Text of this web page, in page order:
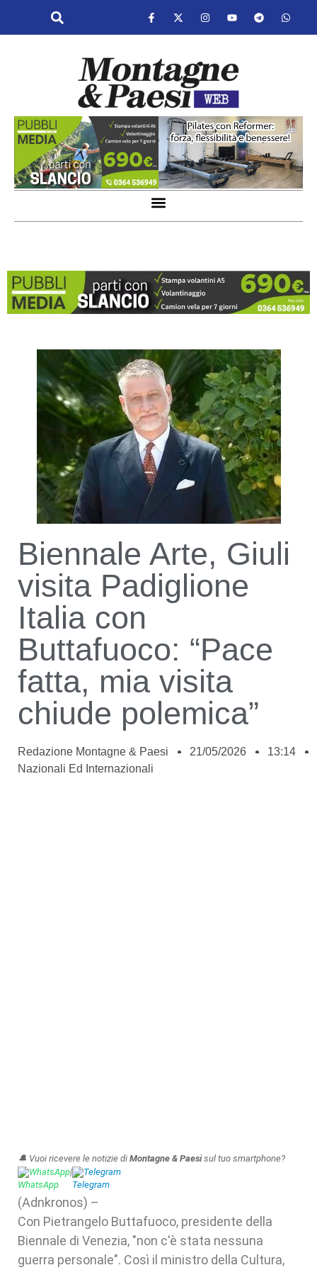
Biennale Arte, Giuli
visita Padiglione
Italia con
Buttafuoco: “Pace
fatta, mia visita
chiude polemica”
Redazione Montagne & Paesi 21/05/2026
13:14
Nazionali Ed Internazionali
🔔 Vuoi ricevere le notizie di Montagne & Paesisul tuo smartphone?
WhatsApp| Telegram
(Adnkronos) –
Con Pietrangelo Buttafuoco, presidente della
Biennale di Venezia, "non c'è stata nessuna
guerra personale". Così il ministro della Cultura,